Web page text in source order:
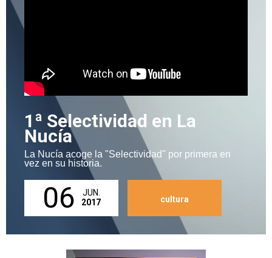
1ª Selectividad en La
Nucía
La Nucía acoge la "Selectividad" por primera en
vez en su historia.
06
JUN.
2017
cultura